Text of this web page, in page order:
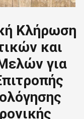
Κλήρωση
και
για